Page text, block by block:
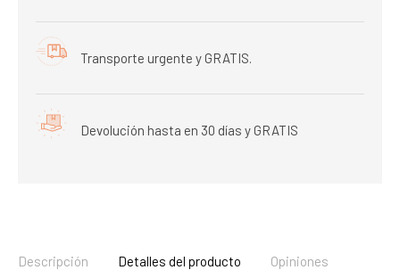
Transporte urgente y GRATIS.
Devolución hasta en 30 días y GRATIS
Descripción Detalles del producto Opiniones